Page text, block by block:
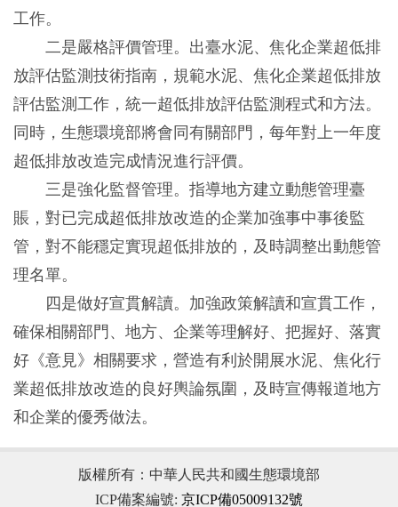
工作。
二是嚴格評價管理。出臺水泥、焦化企業超低排
放評估監測技術指南，規範水泥、焦化企業超低排放
評估監測工作，統一超低排放評估監測程式和方法。
同時，生態環境部將會同有關部門，每年對上一年度
超低排放改造完成情況進行評價。
三是強化監督管理。指導地方建立動態管理臺
賬，對已完成超低排放改造的企業加強事中事後監
管，對不能穩定實現超低排放的，及時調整出動態管
理名單。
四是做好宣貫解讀。加強政策解讀和宣貫工作，
確保相關部門、地方、企業等理解好、把握好、落實
好《意見》相關要求，營造有利於開展水泥、焦化行
業超低排放改造的良好輿論氛圍，及時宣傳報道地方
和企業的優秀做法。
版權所有：中華人民共和國生態環境部
ICP備案編號: 京ICP備05009132號